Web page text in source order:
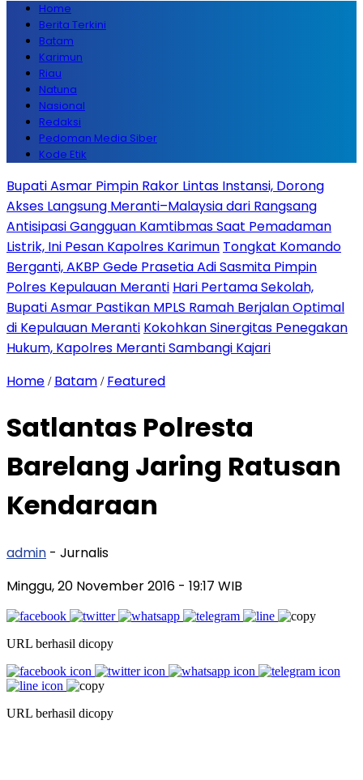
Home
Berita Terkini
Batam
Karimun
Riau
Natuna
Nasional
Redaksi
Pedoman Media Siber
Kode Etik
Bupati Asmar Pimpin Rakor Lintas Instansi, Dorong
Akses Langsung Meranti–Malaysia dari Rangsang
Antisipasi Gangguan Kamtibmas Saat Pemadaman
Listrik, Ini Pesan Kapolres Karimun Tongkat Komando
Berganti, AKBP Gede Prasetia Adi Sasmita Pimpin
Polres Kepulauan Meranti Hari Pertama Sekolah,
Bupati Asmar Pastikan MPLS Ramah Berjalan Optimal
di Kepulauan Meranti Kokohkan Sinergitas Penegakan
Hukum, Kapolres Meranti Sambangi Kajari
Home / Batam / Featured
Satlantas Polresta
Barelang Jaring Ratusan
Kendaraan
admin - Jurnalis
Minggu, 20 November 2016 - 19:17 WIB
URL berhasil dicopy
URL berhasil dicopy